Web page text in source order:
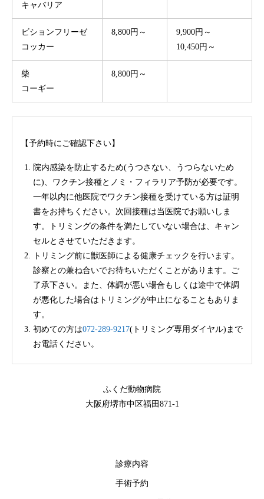
キャバリア
ビションフリーゼ
コッカー
8,800円～
9,900円～
10,450円～
柴
コーギー
8,800円～
【予約時にご確認下さい】
院内感染を防止するため(うつさない、うつらないため
に)、ワクチン接種とノミ・フィラリア予防が必要です。
一年以内に他医院でワクチン接種を受けている方は証明
書をお持ちください。次回接種は当医院でお願いしま
す。トリミングの条件を満たしていない場合は、キャン
セルとさせていただきます。
トリミング前に獣医師による健康チェックを行います。
診察との兼ね合いでお待ちいただくことがあります。ご
了承下さい。また、体調が悪い場合もしくは途中で体調
が悪化した場合はトリミングが中止になることもありま
す。
初めての方は072-289-9217(トリミング専用ダイヤル)まで
お電話ください。
ふくだ動物病院
大阪府堺市中区福田871-1
診療内容
手術予約